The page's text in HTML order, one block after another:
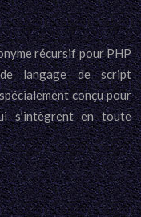
récursif pour PHP
langage de script
conçu pour
s’intègrent en toute